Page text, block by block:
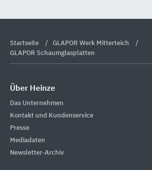
Startseite
GLAPOR Werk Mitterteich
GLAPOR Schaumglasplatten
Über Heinze
Das Unternehmen
Kontakt und Kundenservice
Presse
Mediadaten
Newsletter-Archiv